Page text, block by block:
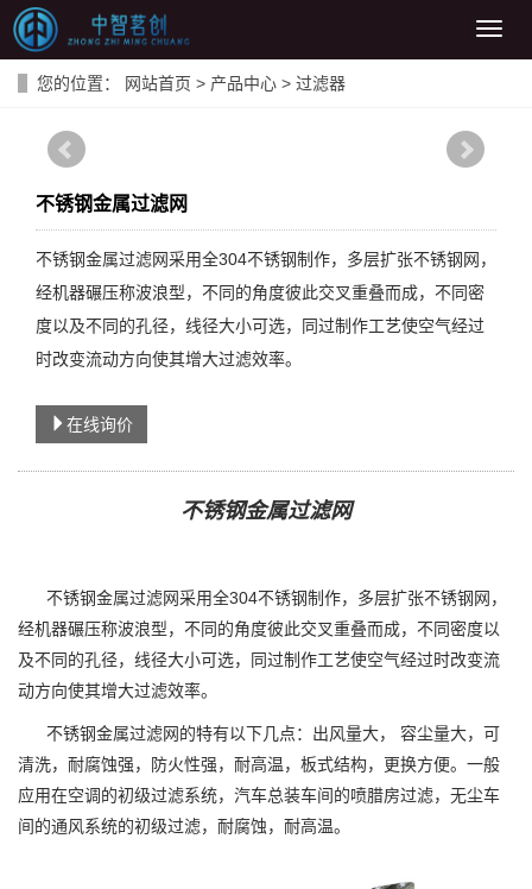
导
您的位置： 网站首页 > 产品中心 > 过滤器
不锈钢金属过滤网
不锈钢金属过滤网采用全304不锈钢制作，多层扩张不锈钢网，
经机器碾压称波浪型，不同的角度彼此交叉重叠而成，不同密
度以及不同的孔径，线径大小可选，同过制作工艺使空气经过
时改变流动方向使其增大过滤效率。
在线询价
不锈钢金属过滤网
不锈钢金属过滤网采用全304不锈钢制作，多层扩张不锈钢网，
经机器碾压称波浪型，不同的角度彼此交叉重叠而成，不同密度以
及不同的孔径，线径大小可选，同过制作工艺使空气经过时改变流
动方向使其增大过滤效率。
不锈钢金属过滤网的特有以下几点：出风量大， 容尘量大，可
清洗，耐腐蚀强，防火性强，耐高温，板式结构，更换方便。一般
应用在空调的初级过滤系统，汽车总装车间的喷腊房过滤，无尘车
间的通风系统的初级过滤，耐腐蚀，耐高温。